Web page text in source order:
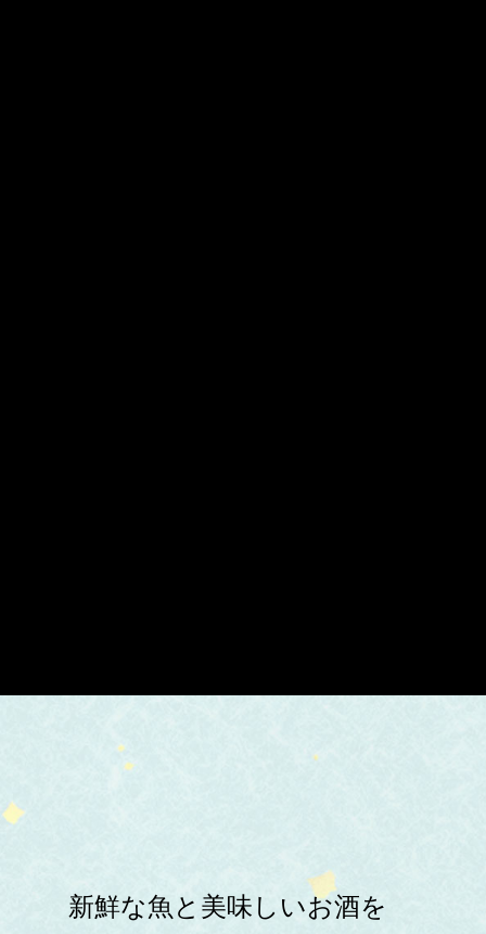
新鮮な魚と美味しいお酒を